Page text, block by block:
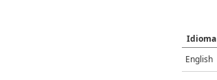
Idioma
English